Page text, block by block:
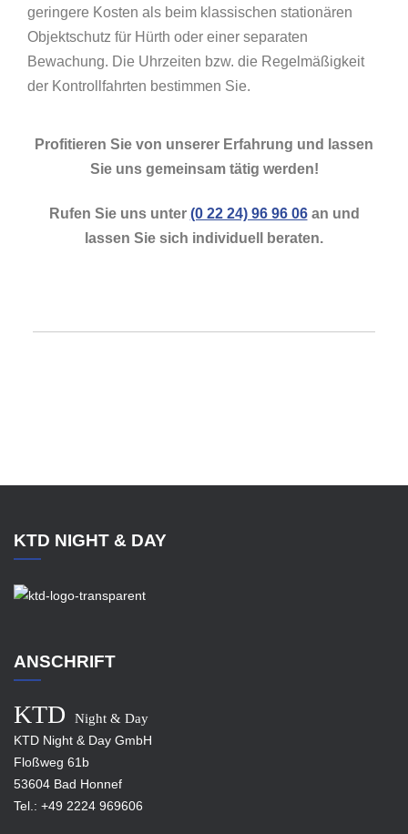
geringere Kosten als beim klassischen stationären
Objektschutz für Hürth oder einer separaten
Bewachung. Die Uhrzeiten bzw. die Regelmäßigkeit
der Kontrollfahrten bestimmen Sie.
Profitieren Sie von unserer Erfahrung und lassen
Sie uns gemeinsam tätig werden!
Rufen Sie uns unter (0 22 24) 96 96 06an und
lassen Sie sich individuell beraten.
KTD NIGHT & DAY
ANSCHRIFT
KTD
Night & Day
KTD Night & Day GmbH
Floßweg 61b
53604 Bad Honnef
Tel.: +49 2224 969606